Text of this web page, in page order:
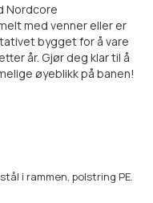
Nordcore
med venner eller er
bygget for å vare
år. Gjør deg klar til å
øyeblikk på banen!
i rammen, polstring PE.